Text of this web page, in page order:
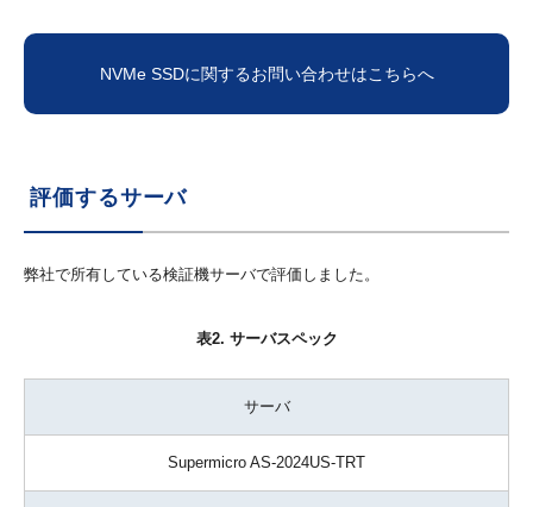
NVMe SSDに関するお問い合わせはこちらへ
評価するサーバ
弊社で所有している検証機サーバで評価しました。
表2. サーバスペック
サーバ
Supermicro AS-2024US-TRT